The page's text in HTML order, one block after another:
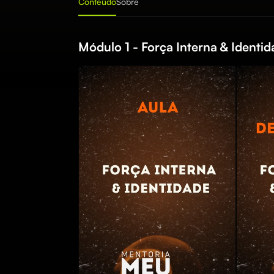
Módulo 1 - Força Interna &